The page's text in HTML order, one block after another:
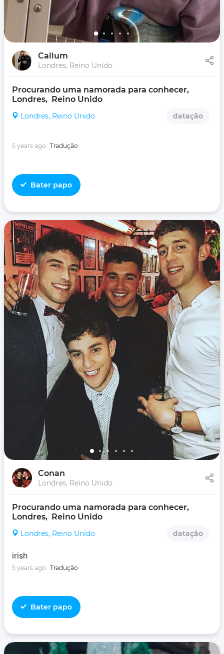
Callum
Londres, Reino Unido
Procurando uma namorada para conhecer,
Londres,  Reino Unido
Londres, Reino Unido datação
5 years ago Tradução
Bater papo
Conan
Londres, Reino Unido
Procurando uma namorada para conhecer,
Londres,  Reino Unido
Londres, Reino Unido datação
irish
5 years ago Tradução
Bater papo